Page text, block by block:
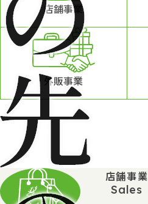
店舗事業
外販事業
店舗事業
Sales